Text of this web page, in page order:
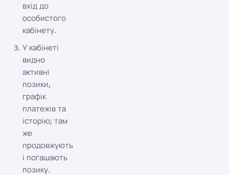
вхід до
особистого
кабінету.
У кабінеті
видно
активні
позики,
графік
платежів та
історію; там
же
продовжують
і погашають
позику.